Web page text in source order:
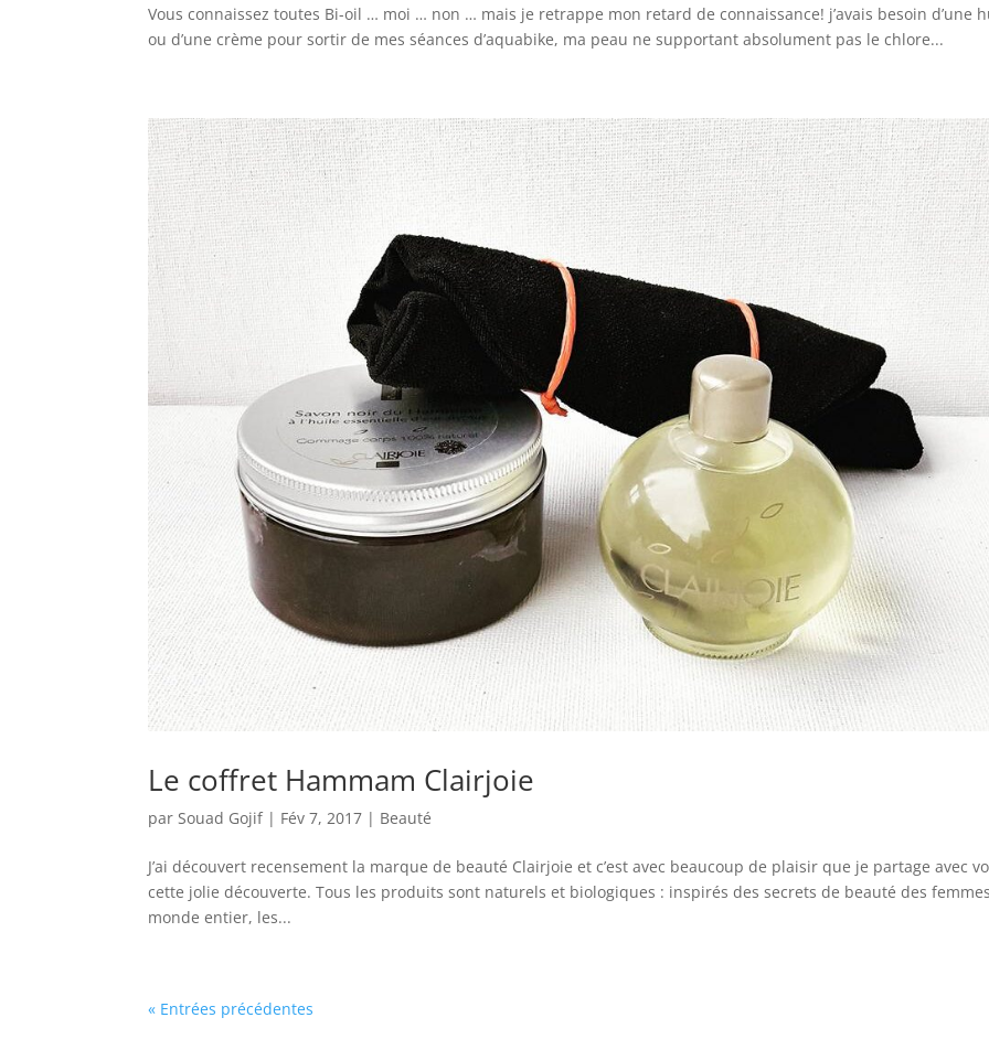
Vous connaissez toutes Bi-oil … moi … non … mais je retrappe mon retard de connaissance! j’avais besoin d’une
ou d’une crème pour sortir de mes séances d’aquabike, ma peau ne supportant absolument pas le chlore...
Le coffret Hammam Clairjoie
par Souad Gojif| Fév 7, 2017 | Beauté
J’ai découvert recensement la marque de beauté Clairjoie et c’est avec beaucoup de plaisir que je partage avec
cette jolie découverte. Tous les produits sont naturels et biologiques : inspirés des secrets de beauté des
monde entier, les...
« Entrées précédentes